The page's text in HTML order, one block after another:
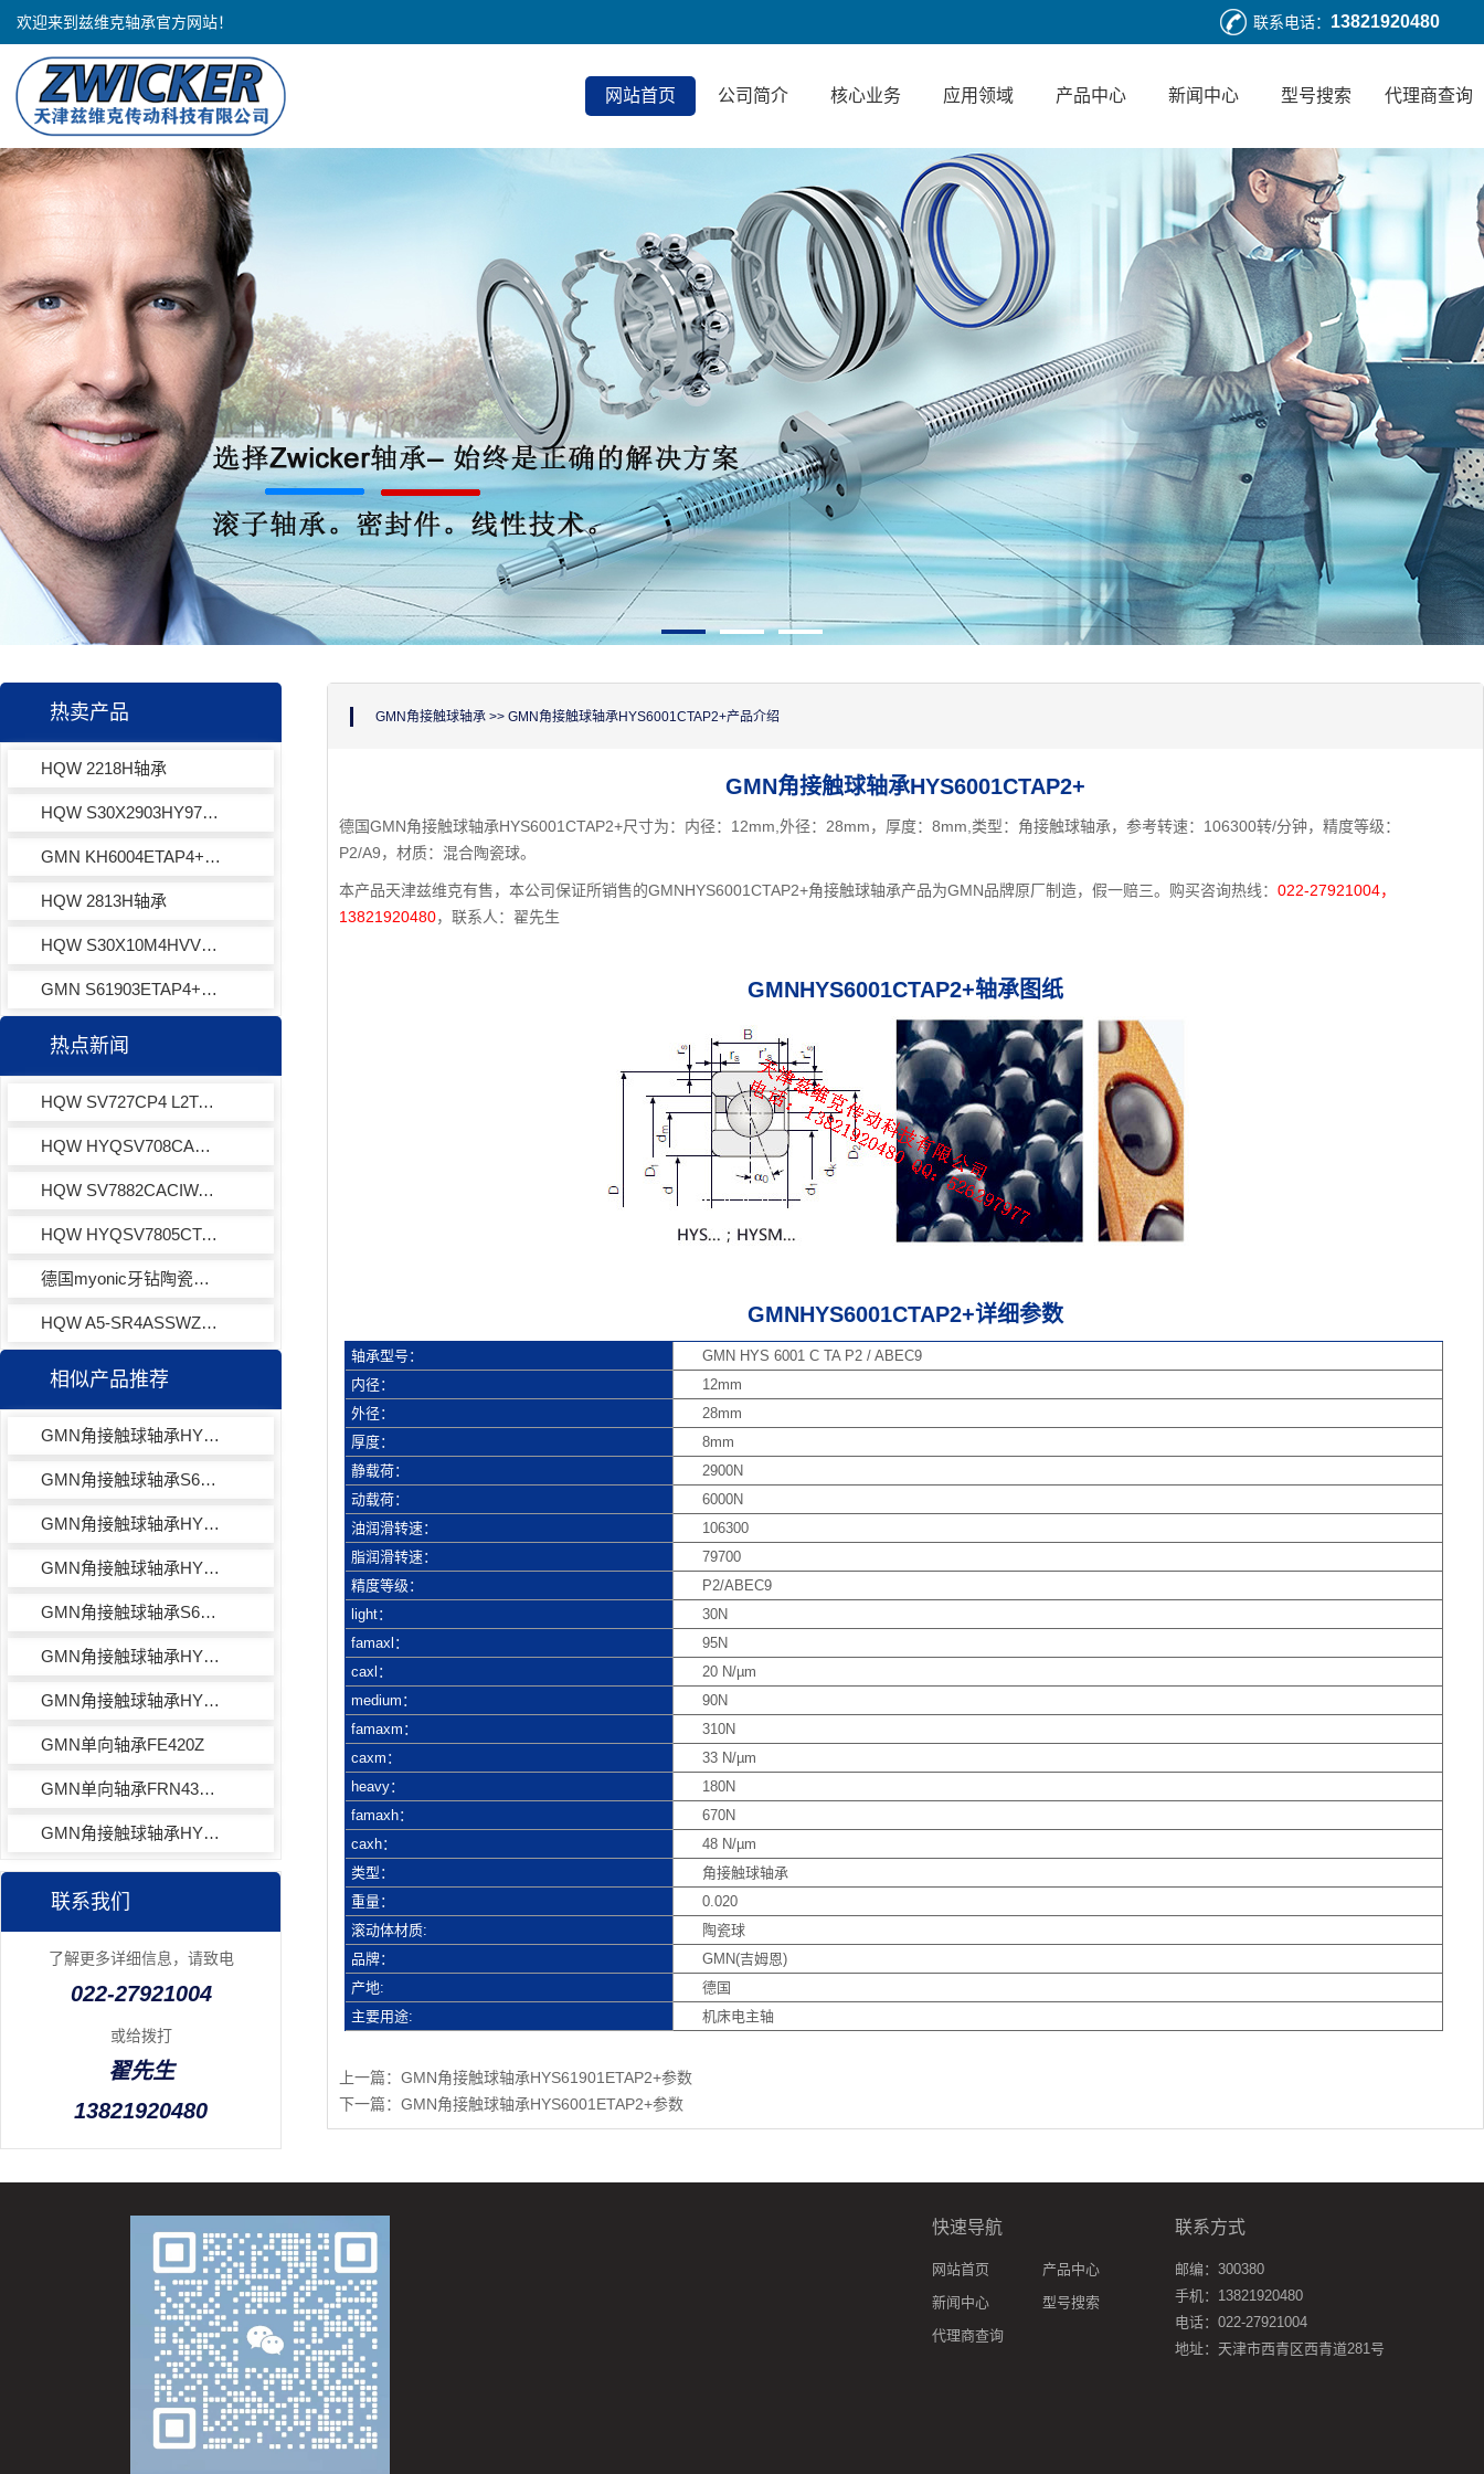
欢迎来到兹维克轴承官方网站！ 联系电话： 13821920480
网站首页 公司简介 核心业务 应用领域 产品中心 新闻中心 型号搜索 代理商查询
热卖产品
HQW 2218H轴承
HQW S30X2903HY971轴承
GMN KH6004ETAP4+轴承
HQW 2813H轴承
HQW S30X10M4HVVY972轴承
GMN S61903ETAP4+轴承
热点新闻
HQW SV727CP4 L2TA XL001角接触球轴承
HQW HYQSV708CACIWA7L航空涡喷轴承
HQW SV7882CACIWA7EQLD角接触球轴承
HQW HYQSV7805CTAP4EQL13-3角接触球轴承
德国myonic牙钻陶瓷球轴承RF206X-480-P5P-6/15-L23
HQW A5-SR4ASSWZK1VCOJ-201深沟球轴承
相似产品推荐
GMN角接触球轴承HYS61901ETAUP
GMN角接触球轴承S6201CTAP4+
GMN角接触球轴承HYS6201CTAP2+
GMN角接触球轴承HYS6001CTAP2+
GMN角接触球轴承S6001CTAP4+
GMN角接触球轴承HYS61901CTAP2+
GMN角接触球轴承HYS61801CTAP2+
GMN单向轴承FE420Z
GMN单向轴承FRN432M
GMN角接触球轴承HYSM6001CTAHG
联系我们
了解更多详细信息，请致电
022-27921004
或给拨打
翟先生
13821920480
GMN角接触球轴承>> GMN角接触球轴承HYS6001CTAP2+产品介绍
GMN角接触球轴承HYS6001CTAP2+
德国GMN角接触球轴承HYS6001CTAP2+尺寸为：内径：12mm,外径：28mm，厚度：8mm,类型：角接触球轴承，参考转速：106300转/分钟，精度等级：
P2/A9，材质：混合陶瓷球。
本产品天津兹维克有售，本公司保证所销售的GMNHYS6001CTAP2+角接触球轴承产品为GMN品牌原厂制造，假一赔三。购买咨询热线：022-27921004，
13821920480，联系人：翟先生
GMNHYS6001CTAP2+轴承图纸
GMNHYS6001CTAP2+详细参数
轴承型号：
内径：
外径：
厚度：
静载荷：
动载荷：
油润滑转速：
脂润滑转速：
精度等级：
light：
famaxl：
caxl：
medium：
famaxm：
caxm：
heavy：
famaxh：
caxh：
类型：
重量：
滚动体材质:
品牌：
产地:
主要用途:
GMN HYS 6001 C TA P2 / ABEC9
12mm
28mm
8mm
2900N
6000N
106300
79700
P2/ABEC9
30N
95N
20 N/µm
90N
310N
33 N/µm
180N
670N
48 N/µm
角接触球轴承
0.020
陶瓷球
GMN(吉姆恩)
德国
机床电主轴
上一篇：GMN角接触球轴承HYS61901ETAP2+参数
下一篇：GMN角接触球轴承HYS6001ETAP2+参数
快速导航
网站首页
产品中心
新闻中心
型号搜索
代理商查询
联系方式
邮编：300380
手机：13821920480
电话：022-27921004
地址：天津市西青区西青道281号